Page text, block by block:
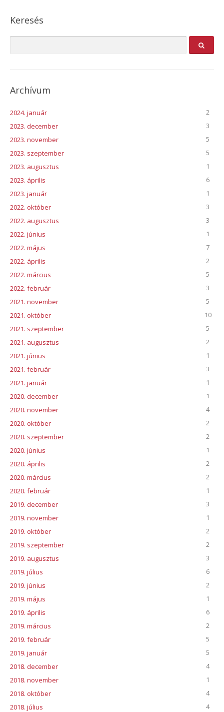
Keresés
Archívum
2024. január
2
2023. december
3
2023. november
5
2023. szeptember
5
2023. augusztus
1
2023. április
6
2023. január
1
2022. október
3
2022. augusztus
3
2022. június
1
2022. május
7
2022. április
2
2022. március
5
2022. február
3
2021. november
5
2021. október
10
2021. szeptember
5
2021. augusztus
2
2021. június
1
2021. február
3
2021. január
1
2020. december
1
2020. november
4
2020. október
2
2020. szeptember
2
2020. június
1
2020. április
2
2020. március
2
2020. február
1
2019. december
3
2019. november
1
2019. október
2
2019. szeptember
2
2019. augusztus
3
2019. július
6
2019. június
2
2019. május
1
2019. április
6
2019. március
2
2019. február
5
2019. január
5
2018. december
4
2018. november
1
2018. október
4
2018. július
4